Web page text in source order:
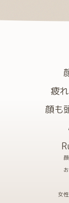
疲
顔も
女